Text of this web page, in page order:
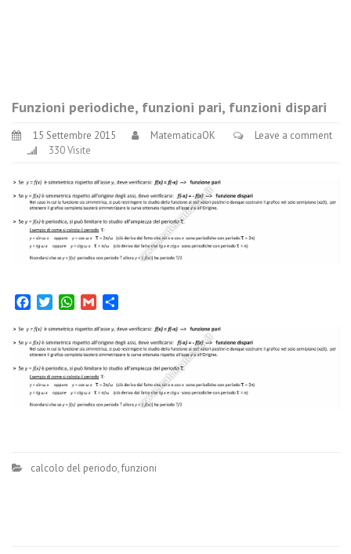
Funzioni periodiche, funzioni pari, funzioni dispari
15 Settembre 2015 MatematicaOK
Leave a comment
330 Visite
FacebookTwitterWhatsApp
Gmail
calcolo del periodo,funzioni